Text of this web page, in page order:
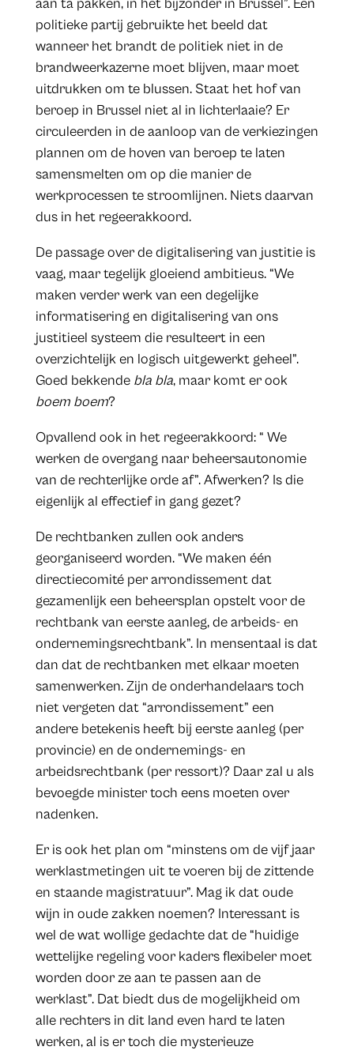
aan ta pakken, in het bijzonder in Brussel”. Een
politieke partij gebruikte het beeld dat
wanneer het brandt de politiek niet in de
brandweerkazerne moet blijven, maar moet
uitdrukken om te blussen. Staat het hof van
beroep in Brussel niet al in lichterlaaie? Er
circuleerden in de aanloop van de verkiezingen
plannen om de hoven van beroep te laten
samensmelten om op die manier de
werkprocessen te stroomlijnen. Niets daarvan
dus in het regeerakkoord.
De passage over de digitalisering van justitie is
vaag, maar tegelijk gloeiend ambitieus. “We
maken verder werk van een degelijke
informatisering en digitalisering van ons
justitieel systeem die resulteert in een
overzichtelijk en logisch uitgewerkt geheel”.
Goed bekkende bla bla, maar komt er ook
boem boem?
Opvallend ook in het regeerakkoord: “ We
werken de overgang naar beheersautonomie
van de rechterlijke orde af”. Afwerken? Is die
eigenlijk al effectief in gang gezet?
De rechtbanken zullen ook anders
georganiseerd worden. “We maken één
directiecomité per arrondissement dat
gezamenlijk een beheersplan opstelt voor de
rechtbank van eerste aanleg, de arbeids- en
ondernemingsrechtbank”. In mensentaal is dat
dan dat de rechtbanken met elkaar moeten
samenwerken. Zijn de onderhandelaars toch
niet vergeten dat “arrondissement” een
andere betekenis heeft bij eerste aanleg (per
provincie) en de ondernemings- en
arbeidsrechtbank (per ressort)? Daar zal u als
bevoegde minister toch eens moeten over
nadenken.
Er is ook het plan om “minstens om de vijf jaar
werklastmetingen uit te voeren bij de zittende
en staande magistratuur”. Mag ik dat oude
wijn in oude zakken noemen? Interessant is
wel de wat wollige gedachte dat de “huidige
wettelijke regeling voor kaders flexibeler moet
worden door ze aan te passen aan de
werklast”. Dat biedt dus de mogelijkheid om
alle rechters in dit land even hard te laten
werken, al is er toch die mysterieuze